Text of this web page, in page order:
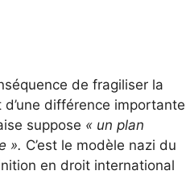
de fragiliser la
différence importante
suppose « un plan
». C’est le modèle nazi du
en droit international